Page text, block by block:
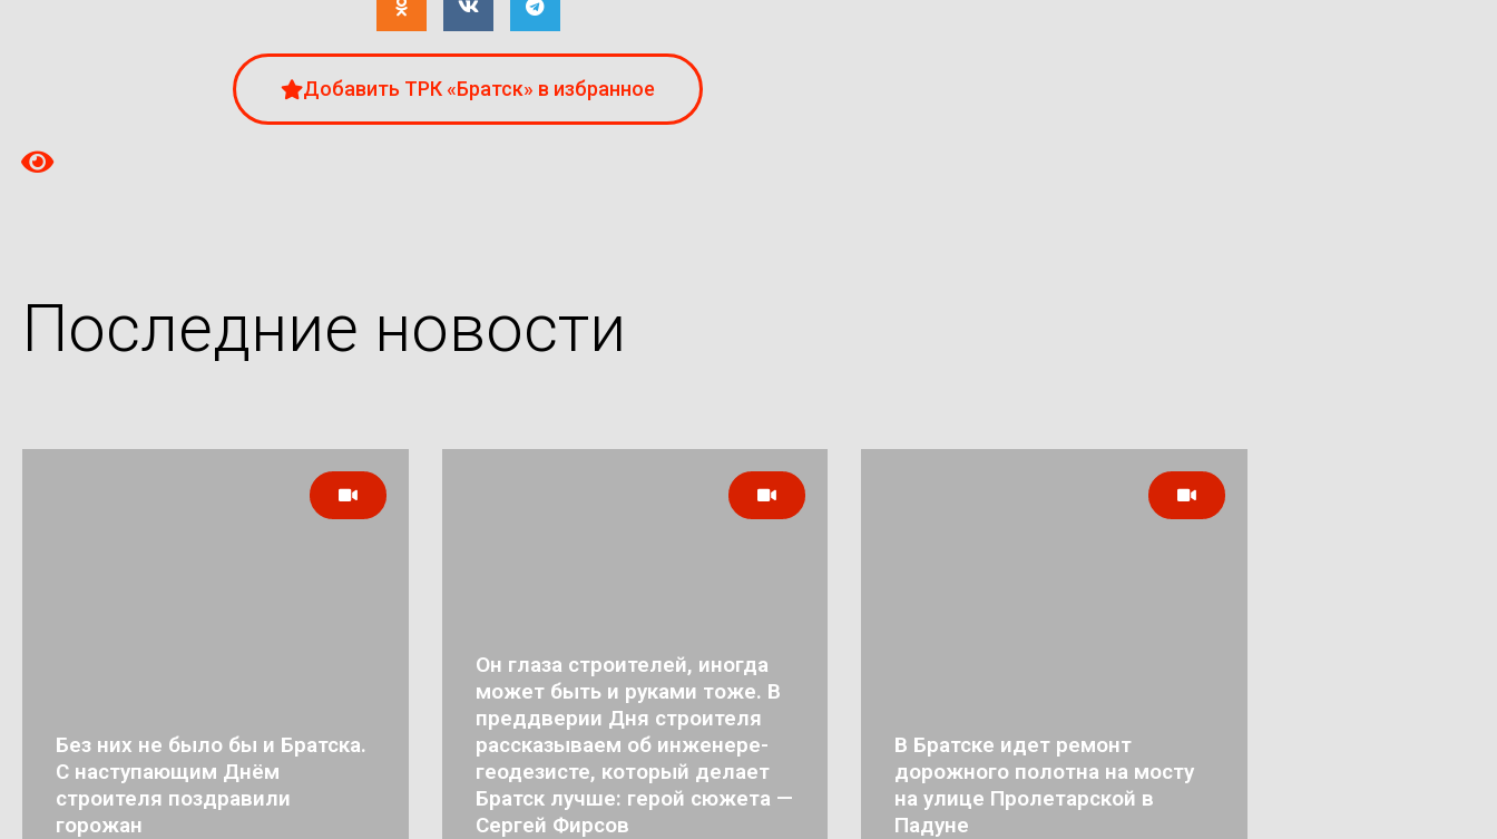
Добавить ТРК «Братск» в избранное
Последние новости
Без них не было бы и Братска.
С наступающим Днём
строителя поздравили
горожан
Он глаза строителей, иногда
может быть и руками тоже. В
преддверии Дня строителя
рассказываем об инженере-
геодезисте, который делает
Братск лучше: герой сюжета —
Сергей Фирсов
В Братске идет ремонт
дорожного полотна на мосту
на улице Пролетарской в
Падуне